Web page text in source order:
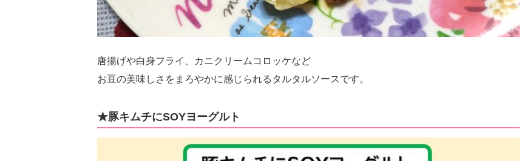
唐揚げや白身フライ、カニクリームコロッケなど
お豆の美味しさをまろやかに感じられるタルタルソースです。
★豚キムチにSOYヨーグルト